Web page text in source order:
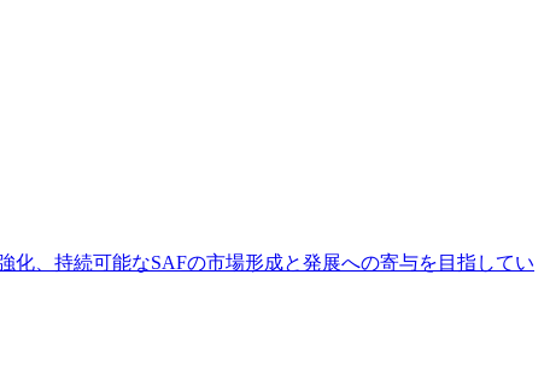
、持続可能なSAFの市場形成と発展への寄与を目指してい